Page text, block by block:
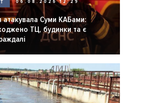
06.08.2026 12:29
атакувала Суми КАБами:
ТЦ, будинки та є